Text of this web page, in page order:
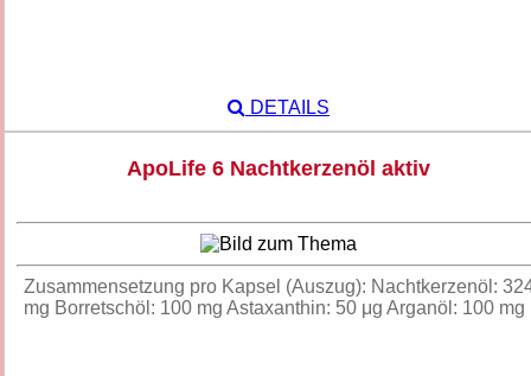
DETAILS
ApoLife 6 Nachtkerzenöl aktiv
Zusammensetzung pro Kapsel (Auszug): Nachtkerzenöl:
mg Borretschöl: 100 mg Astaxanthin: 50 μg Arganöl: 100